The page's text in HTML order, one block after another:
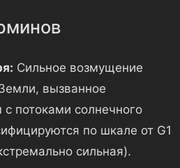
Сильное возмущение
вызванное
потоками солнечного
по шкале от G1
сильная).